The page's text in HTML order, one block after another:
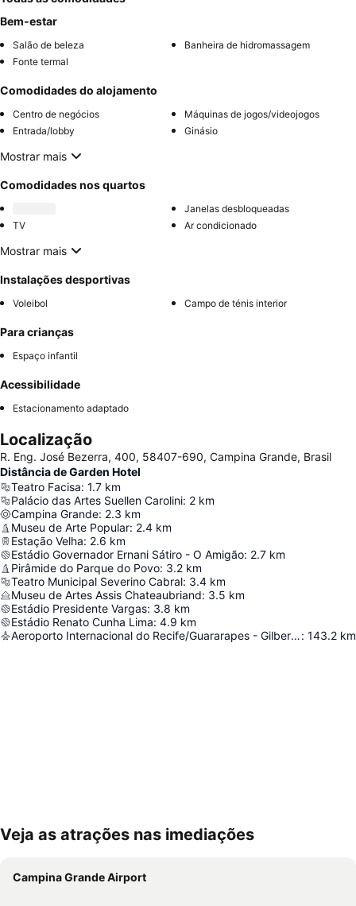
Bem-estar
Salão de beleza
Banheira de hidromassagem
Fonte termal
Comodidades do alojamento
Centro de negócios
Máquinas de jogos/videojogos
Entrada/lobby
Ginásio
Mostrar mais
Comodidades nos quartos
Janelas desbloqueadas
TV
Ar condicionado
Mostrar mais
Instalações desportivas
Voleibol Campo de ténis interior
Para crianças
Espaço infantil
Acessibilidade
Estacionamento adaptado
Localização
R. Eng. José Bezerra, 400, 58407-690, Campina Grande, Brasil
Distância de Garden Hotel
Teatro Facisa: 1.7 km
Palácio das Artes Suellen Carolini: 2 km
Campina Grande: 2.3 km
Museu de Arte Popular: 2.4 km
Estação Velha: 2.6 km
Estádio Governador Ernani Sátiro - O Amigão: 2.7 km
Pirâmide do Parque do Povo: 3.2 km
Teatro Municipal Severino Cabral: 3.4 km
Museu de Artes Assis Chateaubriand: 3.5 km
Estádio Presidente Vargas: 3.8 km
Estádio Renato Cunha Lima: 4.9 km
Aeroporto Internacional do Recife/Guararapes - Gilberto Freyre: 143.2 km
Ampliar mapa
Veja as atrações nas imediações
Campina Grande Airport